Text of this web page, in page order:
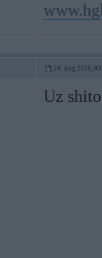
24. Aug 2016,
Uz